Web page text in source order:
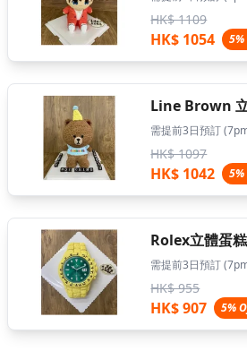
HK$ 1109
HK$ 1054
Line Brown
需提前3日預訂
HK$ 1097
HK$ 1042
Rolex立體蛋
需提前3日預訂
HK$ 955
HK$ 907 5%